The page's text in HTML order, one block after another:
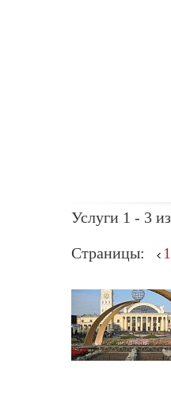
Услуги 1 - 3
Страницы: 1